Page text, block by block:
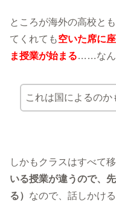
ところが海外の高校と
てくれても空いた席に
ま授業が始まる……なん
これは国によるのか
しかもクラスはすべて
いる授業が違うので、
る） なので、話しかけ